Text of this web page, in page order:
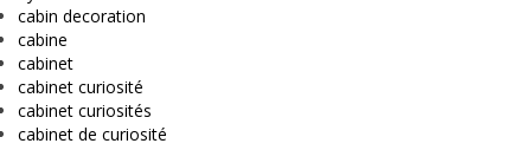
cabin decoration
cabine
cabinet
cabinet curiosité
cabinet curiosités
cabinet de curiosité